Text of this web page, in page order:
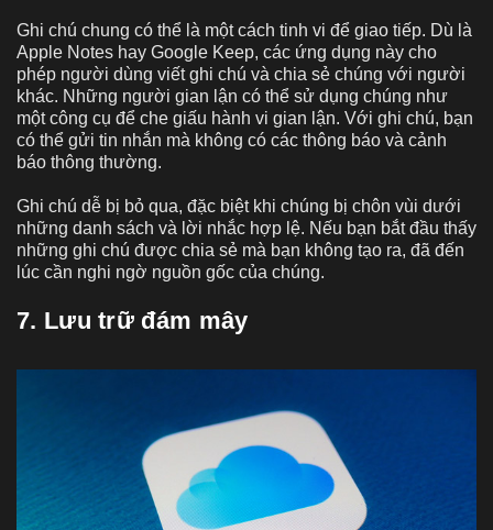
Ghi chú chung có thể là một cách tinh vi để giao tiếp. Dù là
Apple Notes hay Google Keep, các ứng dụng này cho
phép người dùng viết ghi chú và chia sẻ chúng với người
khác. Những người gian lận có thể sử dụng chúng như
một công cụ để che giấu hành vi gian lận. Với ghi chú, bạn
có thể gửi tin nhắn mà không có các thông báo và cảnh
báo thông thường.
Ghi chú dễ bị bỏ qua, đặc biệt khi chúng bị chôn vùi dưới
những danh sách và lời nhắc hợp lệ. Nếu bạn bắt đầu thấy
những ghi chú được chia sẻ mà bạn không tạo ra, đã đến
lúc cần nghi ngờ nguồn gốc của chúng.
7. Lưu trữ đám mây